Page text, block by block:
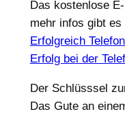
Das kostenlose
mehr infos gibt es
Erfolgreich
Erfolg bei der
Der Schlüsssel
Das Gute an